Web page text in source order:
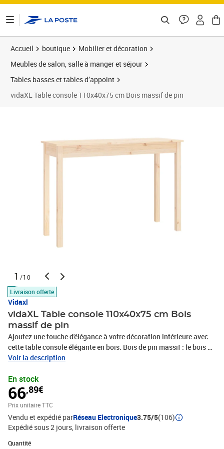
Accueil boutique
Mobilier et décoration
Meubles de salon, salle à manger et séjour
Tables basses et tables d’appoint
vidaXL Table console 110x40x75 cm Bois massif de pin
1 /10
Livraison offerte
Vidaxl
vidaXL Table console 110x40x75 cm Bois
massif de pin
Ajoutez une touche d'élégance à votre décoration intérieure avec
cette table console élégante en bois. Bois de pin massif : le bois de
pin massif est un matériau naturel magnifique. Le bois de pin a un
caractéristique et rustique.Cadre stable : le cadre en bois assure
robustesse et stabilité.Dessus spacieux : cette table d'appoint a
une surface de dessus spacieuse qui vous offre l'espace parfait
pour afficher vos objets préférés, comme la décoration intérieure,
un vase de fleurs, des photos encadrées et même une zone de
dépôt parfaite pour vos clés.Attention :Afin d'éviter qu'il ne
bascule, ce produit doit être utilisé avec le dispositif de fixation
Voir la description
En stock
66,89€
Prix unitaire TTC
Vendu et expédié parRéseau Electronique3.75/5(106)
Expédié sous 2 jours livraison offerte
Quantité
Quantité : 1